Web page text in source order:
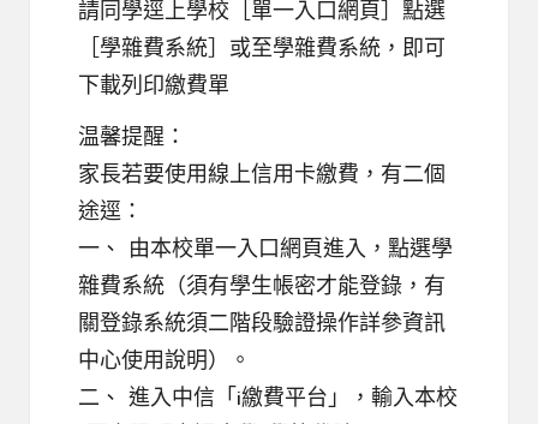
請同學逕上學校［單一入口網頁］點選
［學雜費系統］或至學雜費系統 ，即可
下載列印繳費單
温馨提醒：
家長若要使用線上信用卡繳費，有二個
途逕：
一、 由本校單一入口網頁進入，點選學
雜費系統（須有學生帳密才能登錄，有
關登錄系統須二階段驗證操作詳參資訊
中心使用說明）。
二、 進入中信「 i繳費平台」，輸入本校